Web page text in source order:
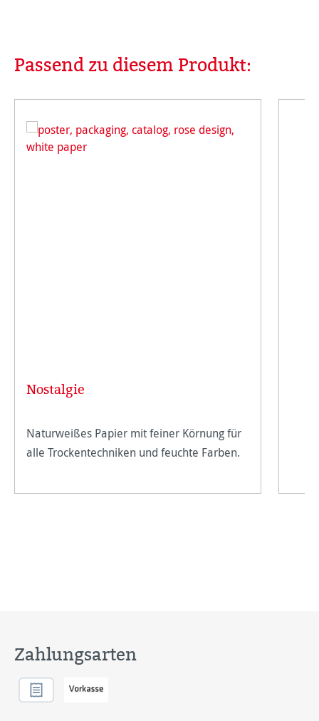
Produktgalerie überspringen
Passend zu diesem Produkt:
Nostalgie
Naturweißes Papier mit feiner Körnung für
alle Trockentechniken und feuchte Farben.
Zahlungsarten